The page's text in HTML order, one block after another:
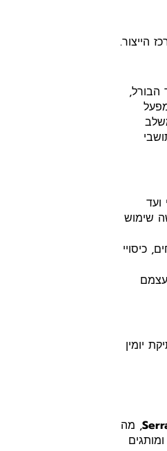
הייצור.
הבורל,
שימוש
כיסויי
יומין
, מה